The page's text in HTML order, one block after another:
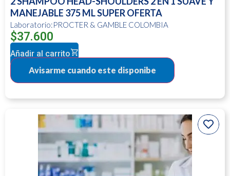
MANEJABLE 375 ML SUPER OFERTA
Laboratorio:PROCTER & GAMBLE COLOMBIA
$37.600
Añadir al carrito